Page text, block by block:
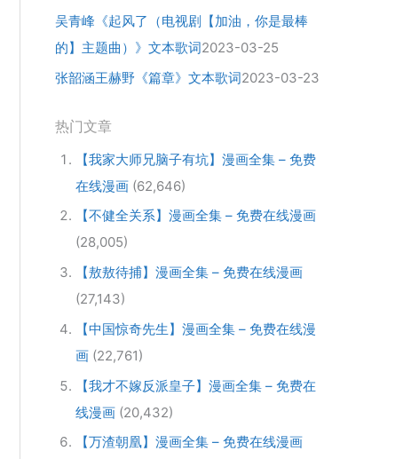
吴青峰《起风了（电视剧【加油，你是最棒
的】主题曲）》文本歌词2023-03-25
张韶涵王赫野《篇章》文本歌词2023-03-23
热门文章
【我家大师兄脑子有坑】漫画全集 – 免费
在线漫画 (62,646)
【不健全关系】漫画全集 – 免费在线漫画
(28,005)
【敖敖待捕】漫画全集 – 免费在线漫画
(27,143)
【中国惊奇先生】漫画全集 – 免费在线漫
画 (22,761)
【我才不嫁反派皇子】漫画全集 – 免费在
线漫画 (20,432)
【万渣朝凰】漫画全集 – 免费在线漫画